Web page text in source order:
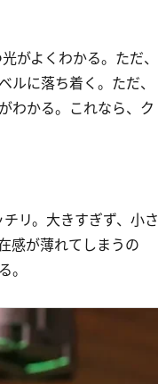
がよくわかる。ただ、
に落ち着く。ただ、
わかる。これなら、ク
リ。大きすぎず、小さ
感が薄れてしまうの
。